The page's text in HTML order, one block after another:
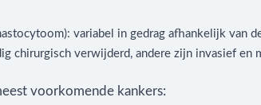
variabel in gedrag afhankelijk van
chirurgisch verwijderd, andere zijn invasief en
voorkomende kankers: